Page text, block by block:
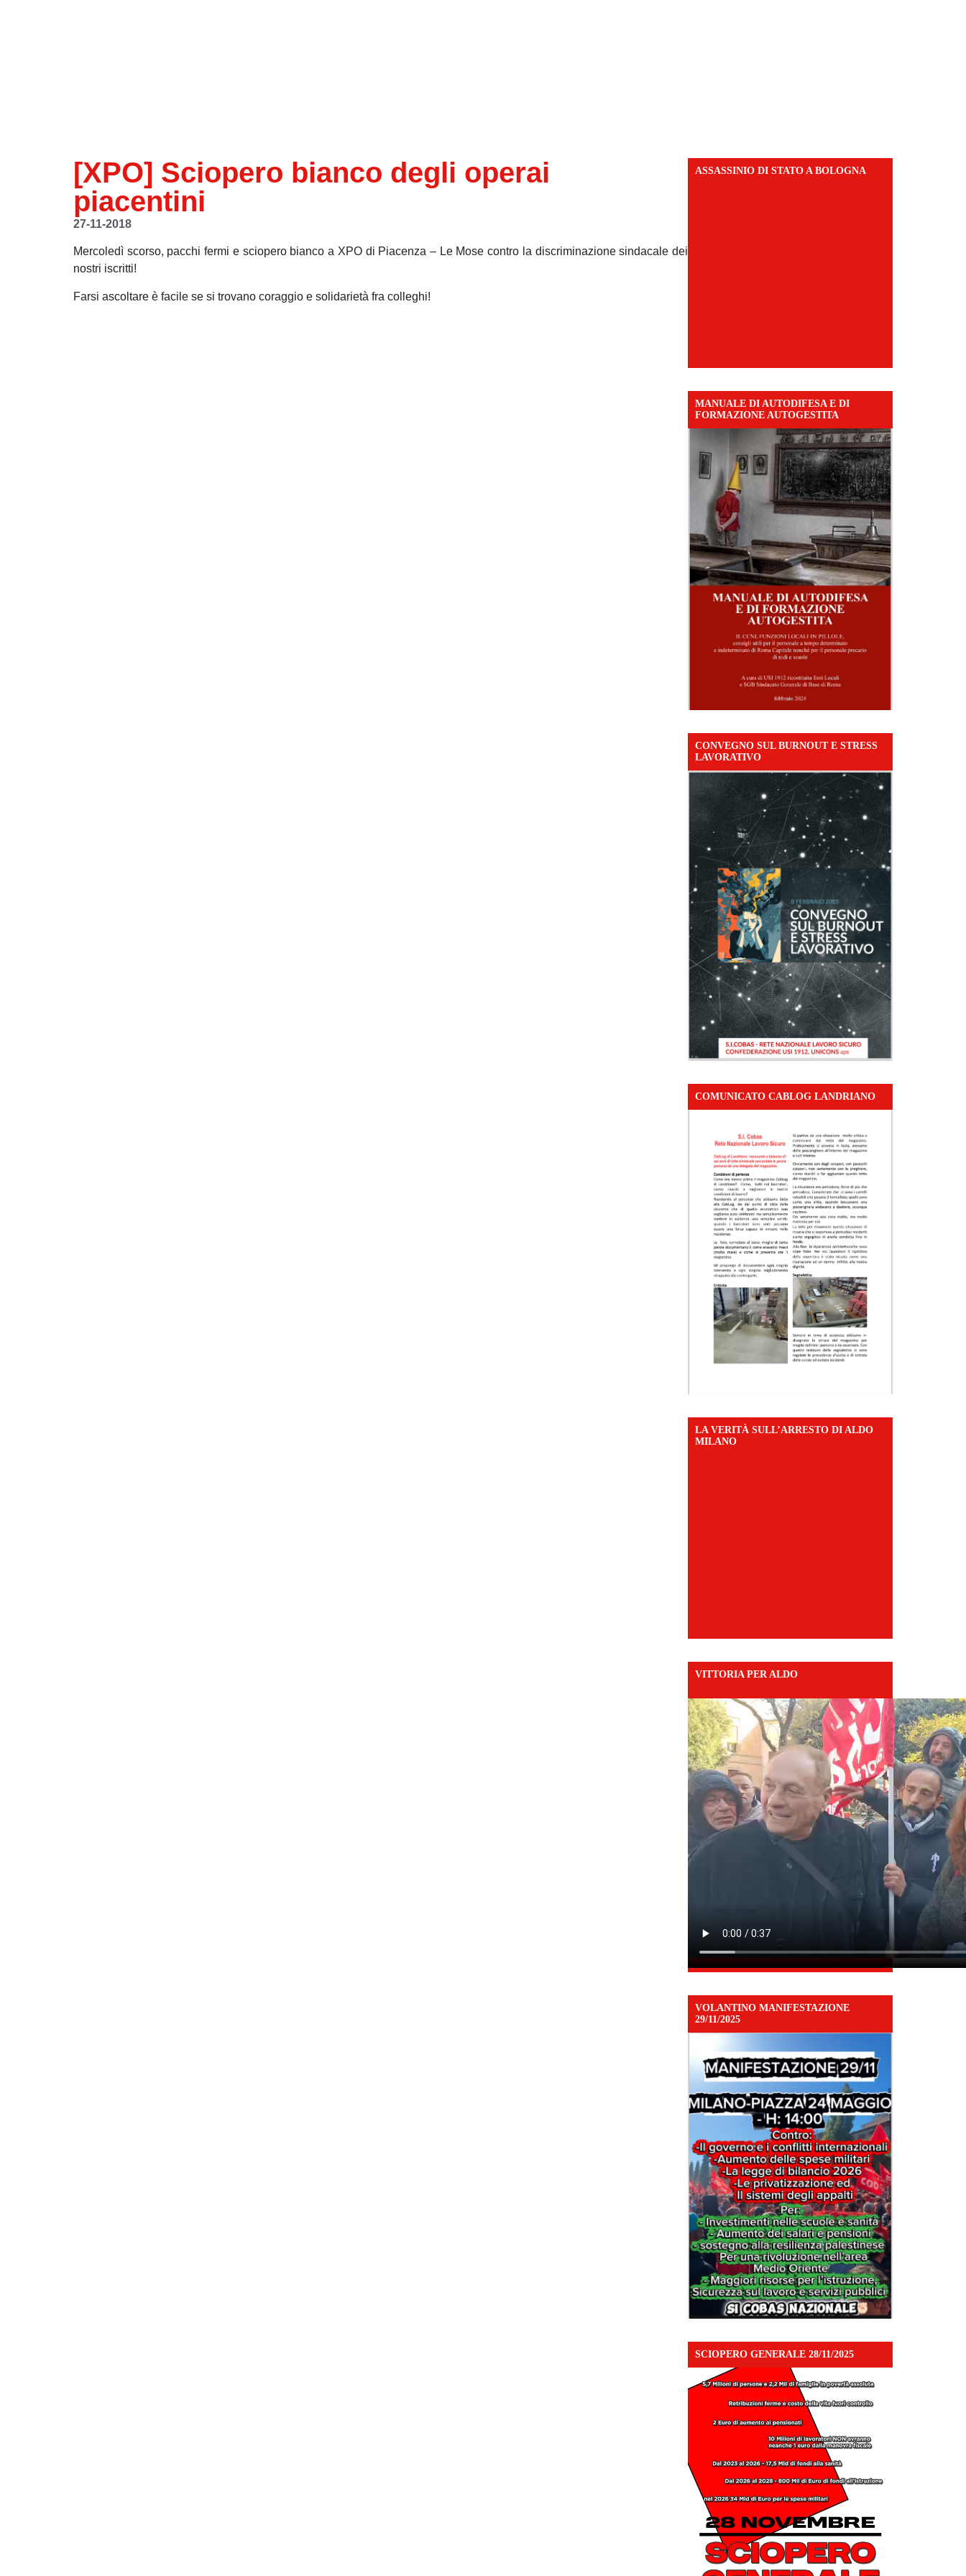
[XPO] Sciopero bianco degli operai
piacentini
27-11-2018
Mercoledì scorso, pacchi fermi e sciopero bianco a XPO di Piacenza – Le Mose contro la discriminazione sindacale dei
nostri iscritti!
Farsi ascoltare è facile se si trovano coraggio e solidarietà fra colleghi!
ASSASSINIO DI STATO A BOLOGNA
MANUALE DI AUTODIFESA E DI
FORMAZIONE AUTOGESTITA
CONVEGNO SUL BURNOUT E STRESS
LAVORATIVO
COMUNICATO CABLOG LANDRIANO
LA VERITÀ SULL’ARRESTO DI ALDO
MILANO
VITTORIA PER ALDO
VOLANTINO MANIFESTAZIONE
29/11/2025
SCIOPERO GENERALE 28/11/2025